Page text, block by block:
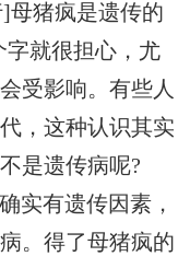
母猪疯是遗传的
字就很担心，尤
受影响。有些人
，这种认识其实
是遗传病呢?
实有遗传因素，
。得了母猪疯的